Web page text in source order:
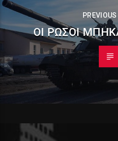
ΟΙ ΡΏΣΟΙ